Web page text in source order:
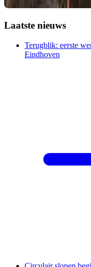
Laatste nieuws
Terugblik: eerste
Eindhoven